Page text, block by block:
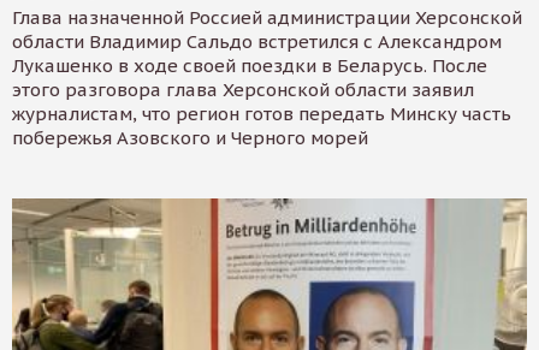
Глава назначенной Россией администрации Херсонской
области Владимир Сальдо встретился с Александром
Лукашенко в ходе своей поездки в Беларусь. После
этого разговора глава Херсонской области заявил
журналистам, что регион готов передать Минску часть
побережья Азовского и Черного морей